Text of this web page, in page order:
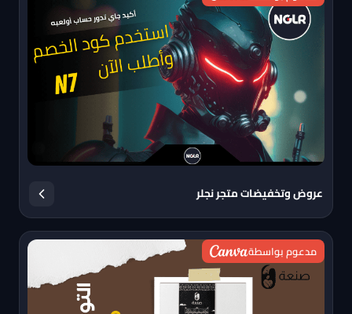
عروض وتخفيضات متجر نجلر
مدعوم بواسطة